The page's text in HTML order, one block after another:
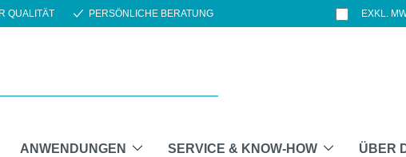
QUALITÄT PERSÖNLICHE BERATUNG EXKL.
ANWENDUNGEN SERVICE & KNOW-HOW ÜBER